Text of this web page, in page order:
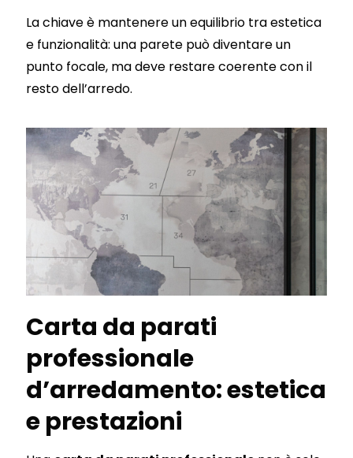
La chiave è mantenere un equilibrio tra estetica
e funzionalità: una parete può diventare un
punto focale, ma deve restare coerente con il
resto dell’arredo.
Carta da parati
professionale
d’arredamento: estetica
e prestazioni